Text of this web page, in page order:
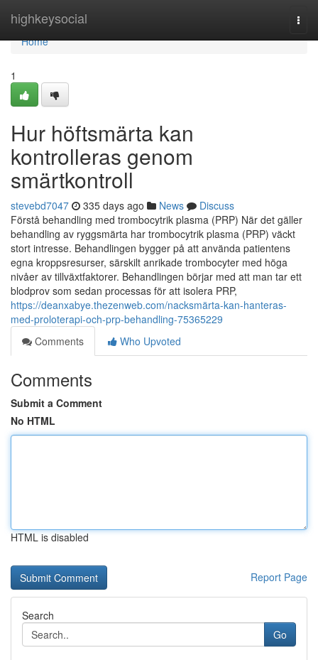
highkeysocial
Home
Home
1
Hur höftsmärta kan
kontrolleras genom
smärtkontroll
stevebd7047 335 days ago News
Discuss
Förstå behandling med trombocytrik plasma (PRP) När det gäller
behandling av ryggsmärta har trombocytrik plasma (PRP) väckt
stort intresse. Behandlingen bygger på att använda patientens
egna kroppsresurser, särskilt anrikade trombocyter med höga
nivåer av tillväxtfaktorer. Behandlingen börjar med att man tar ett
blodprov som sedan processas för att isolera PRP,
https://deanxabye.thezenweb.com/nacksmärta-kan-hanteras-
med-proloterapi-och-prp-behandling-75365229
Comments
Who Upvoted
Comments
Submit a Comment
No HTML
HTML is disabled
Report Page
Search
Go